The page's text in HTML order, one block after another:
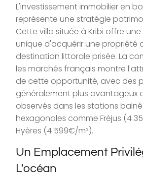
L'investissement immobilier en
représente une stratégie
Cette villa située à Kribi offre
unique d'acquérir une propriété
destination littorale prisée. La
les marchés français montre
de cette opportunité, avec des
généralement plus avantageux
observés dans les stations
hexagonales comme Fréjus (4
Hyères (4 599€/m²).
Un Emplacement
L'océan